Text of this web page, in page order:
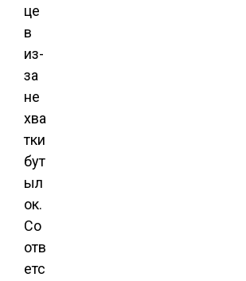
це
в
из-
за
не
хва
тки
бут
ыл
ок.
Со
отв
етс